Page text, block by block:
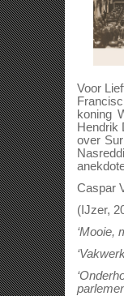
Voor
koning
Hendrik
over
Caspar
(IJzer,
‘Mooie,